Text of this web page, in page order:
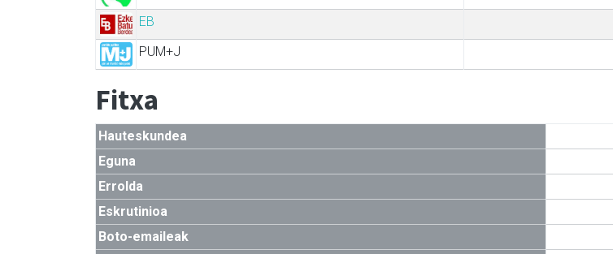
EB
PUM+J
Fitxa
Hauteskundea
Eguna
Errolda
Eskrutinioa
Boto-emaileak